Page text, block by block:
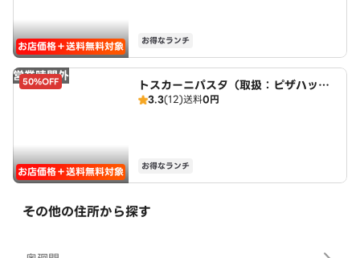
お店価格＋送料無料対象 お得なランチ
営業時間外
50%OFF
お店価格＋送料無料対象
トスカーニパスタ（取扱：ピザハット
三好店）
3.3(12)送料0円
お得なランチ
その他の住所から探す